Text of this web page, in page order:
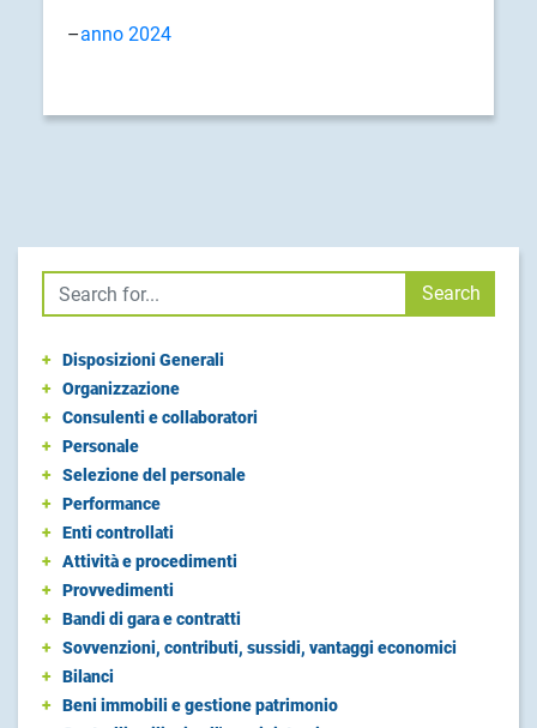
–anno 2024
Cerca Search
+
Disposizioni Generali
+
Organizzazione
+
Consulenti e collaboratori
+
Personale
+
Selezione del personale
+
Performance
+
Enti controllati
+
Attività e procedimenti
+
Provvedimenti
+
Bandi di gara e contratti
+
Sovvenzioni, contributi, sussidi, vantaggi economici
+
Bilanci
+
Beni immobili e gestione patrimonio